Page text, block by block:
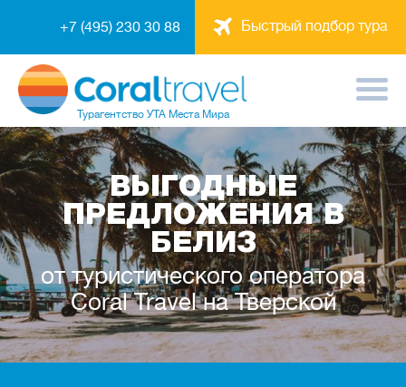
Быстрый подбор тура
+7 (495) 230 30 88
Турагентство УТА Места Мира
ВЫГОДНЫЕ
ПРЕДЛОЖЕНИЯ В
БЕЛИЗ
от туристического оператора
Coral Travel на Тверской